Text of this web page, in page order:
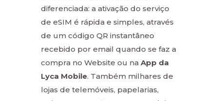
diferenciada: a ativação do serviço
de eSIM é rápida e simples, através
de um código QR instantâneo
recebido por email quando se faz a
compra no Website ou na App da
Lyca Mobile. Também milhares de
lojas de telemóveis, papelarias,